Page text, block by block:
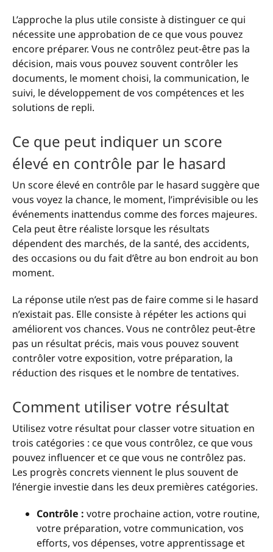
L’approche la plus utile consiste à distinguer ce qui
nécessite une approbation de ce que vous pouvez
encore préparer. Vous ne contrôlez peut-être pas la
décision, mais vous pouvez souvent contrôler les
documents, le moment choisi, la communication, le
suivi, le développement de vos compétences et les
solutions de repli.
Ce que peut indiquer un score
élevé en contrôle par le hasard
Un score élevé en contrôle par le hasard suggère que
vous voyez la chance, le moment, l’imprévisible ou les
événements inattendus comme des forces majeures.
Cela peut être réaliste lorsque les résultats
dépendent des marchés, de la santé, des accidents,
des occasions ou du fait d’être au bon endroit au bon
moment.
La réponse utile n’est pas de faire comme si le hasard
n’existait pas. Elle consiste à répéter les actions qui
améliorent vos chances. Vous ne contrôlez peut-être
pas un résultat précis, mais vous pouvez souvent
contrôler votre exposition, votre préparation, la
réduction des risques et le nombre de tentatives.
Comment utiliser votre résultat
Utilisez votre résultat pour classer votre situation en
trois catégories : ce que vous contrôlez, ce que vous
pouvez influencer et ce que vous ne contrôlez pas.
Les progrès concrets viennent le plus souvent de
l’énergie investie dans les deux premières catégories.
Contrôle : votre prochaine action, votre routine,
votre préparation, votre communication, vos
efforts, vos dépenses, votre apprentissage et